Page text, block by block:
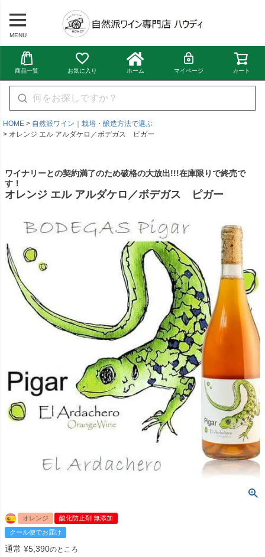
MENU
商品一覧 お気に入り ホーム マイページ カート
HOME
自然派ワイン｜栽培・醸造方法で選ぶ
オレンジ エル アルダケロ／ボデガス ピガー
ワイナリーとの契約満了のため破格の大放出!!!在庫限りで終売で
す！
オレンジ エル アルダケロ／ボデガス ピガー
オレンジ
酸化防止剤 無添加
クール便でお届け
通常 ¥5,390のところ